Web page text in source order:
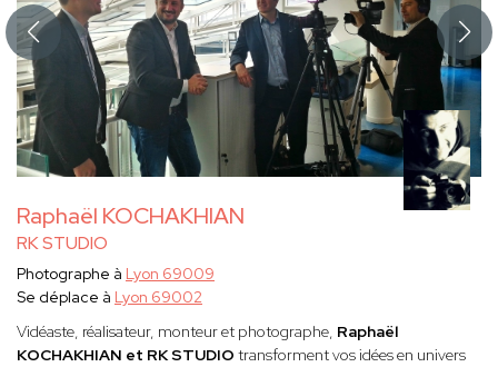
Raphaël KOCHAKHIAN
RK STUDIO
Photographe à Lyon 69009
Se déplace à Lyon 69002
Vidéaste, réalisateur, monteur et photographe, Raphaël
KOCHAKHIAN et RK STUDIO transforment vos idées en univers